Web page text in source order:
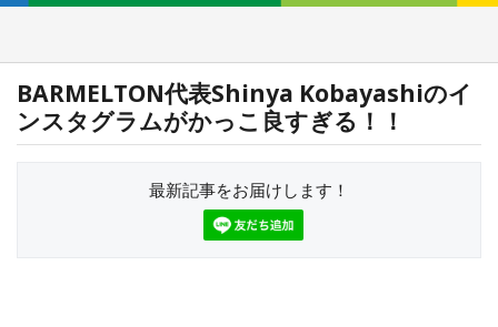
BARMELTON代表Shinya Kobayashiのイ
ンスタグラムがかっこ良すぎる！！
最新記事をお届けします！